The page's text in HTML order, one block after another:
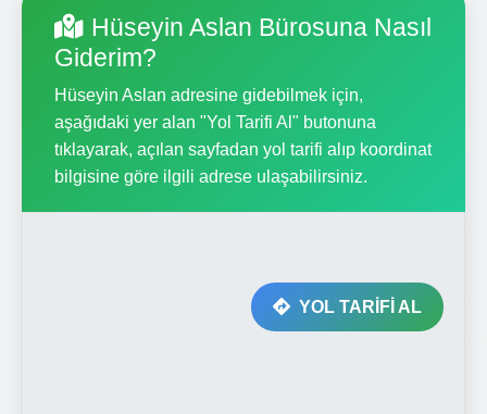
Hüseyin Aslan Bürosuna Nasıl
Giderim?
Hüseyin Aslan adresine gidebilmek için,
aşağıdaki yer alan "Yol Tarifi Al" butonuna
tıklayarak, açılan sayfadan yol tarifi alıp koordinat
bilgisine göre ilgili adrese ulaşabilirsiniz.
YOL TARİFİ AL